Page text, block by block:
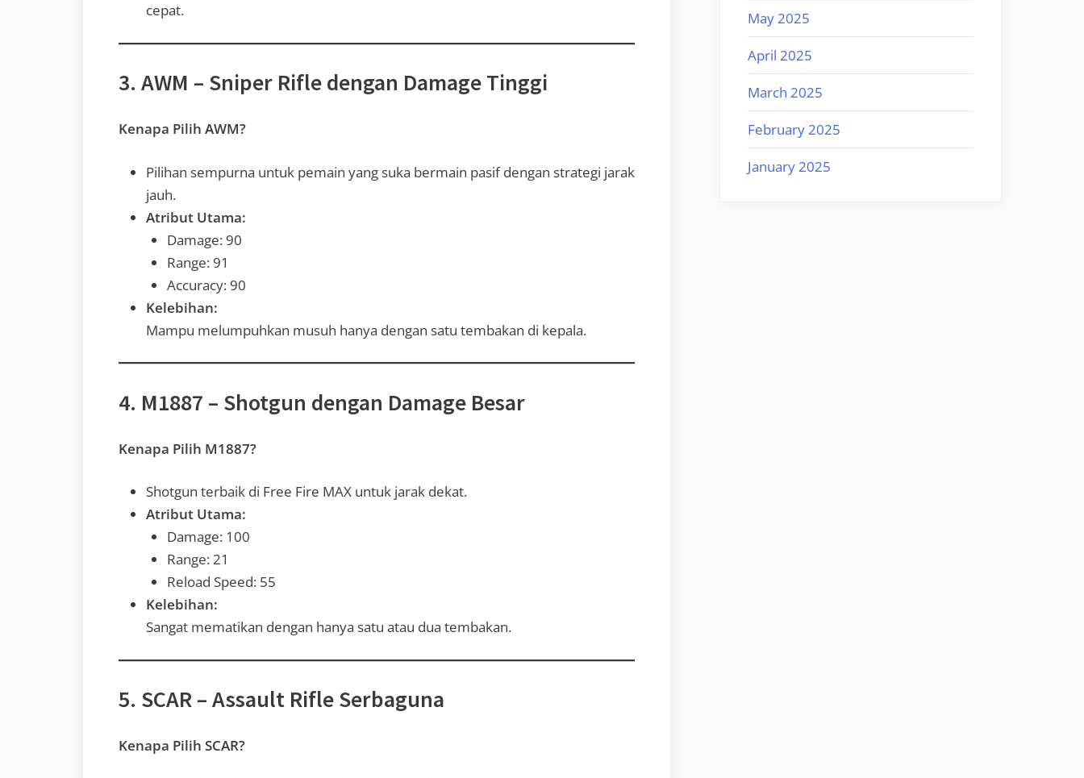
cepat.
3. AWM – Sniper Rifle dengan Damage Tinggi
Kenapa Pilih AWM?
Pilihan sempurna untuk pemain yang suka bermain pasif dengan strategi jarak
jauh.
Atribut Utama:
Damage: 90
Range: 91
Accuracy: 90
Kelebihan:
Mampu melumpuhkan musuh hanya dengan satu tembakan di kepala.
4. M1887 – Shotgun dengan Damage Besar
Kenapa Pilih M1887?
Shotgun terbaik di Free Fire MAX untuk jarak dekat.
Atribut Utama:
Damage: 100
Range: 21
Reload Speed: 55
Kelebihan:
Sangat mematikan dengan hanya satu atau dua tembakan.
5. SCAR – Assault Rifle Serbaguna
Kenapa Pilih SCAR?
May 2025
April 2025
March 2025
February 2025
January 2025